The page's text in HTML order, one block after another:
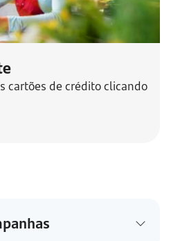
cartões de crédito clicando